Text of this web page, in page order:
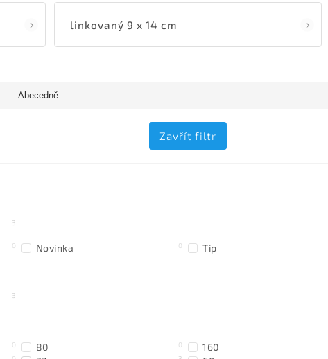
linkovaný 9 x 14 cm
Abecedně
Zavřít filtr
3
0 Novinka 0 Tip
3
0 80 0 160